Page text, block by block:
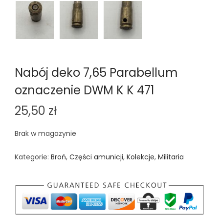
Nabój deko 7,65 Parabellum
oznaczenie DWM K K 471
25,50 zł
Brak w magazynie
Kategorie: Broń, Części amunicji, Kolekcje, Militaria